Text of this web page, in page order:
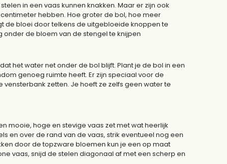
in een vaas kunnen knakken. Maar er zijn ook
hebben. Hoe groter de bol, hoe meer
de bloei door telkens de uitgebloeide knoppen te
onder de bloem van de stengel te knijpen
het water net onder de bol blijft. Plant je de bol in een
genoeg ruimte heeft. Er zijn speciaal voor de
zetten. Je hoeft ze zelfs geen water te
mooie, hoge en stevige vaas zet met wat heerlijk
en over de rand van de vaas, strik eventueel nog een
door de topzware bloemen kun je een op maat
vaas, snijd de stelen diagonaal af met een scherp en